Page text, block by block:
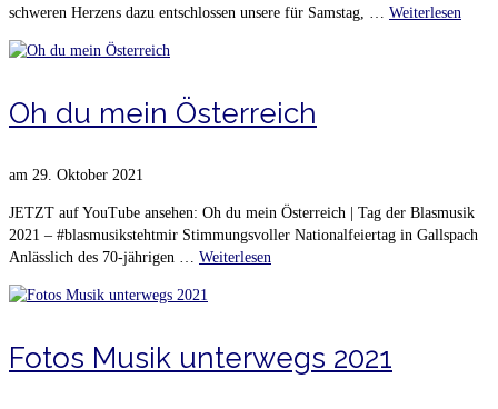
schweren Herzens dazu entschlossen unsere für Samstag, … Weiterlesen
Oh du mein Österreich
am 29. Oktober 2021
JETZT auf YouTube ansehen: Oh du mein Österreich | Tag der Blasmusik
2021 – #blasmusikstehtmir Stimmungsvoller Nationalfeiertag in Gallspach
Anlässlich des 70-jährigen … Weiterlesen
Fotos Musik unterwegs 2021